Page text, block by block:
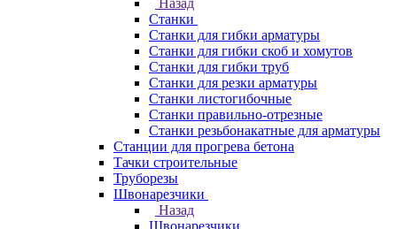
Назад
Станки
Станки для гибки арматуры
Станки для гибки скоб и хомутов
Станки для гибки труб
Станки для резки арматуры
Станки листогибочные
Станки правильно-отрезные
Станки резьбонакатные для арматуры
Станции для прогрева бетона
Тачки строительные
Труборезы
Швонарезчики
Назад
Швонарезчики